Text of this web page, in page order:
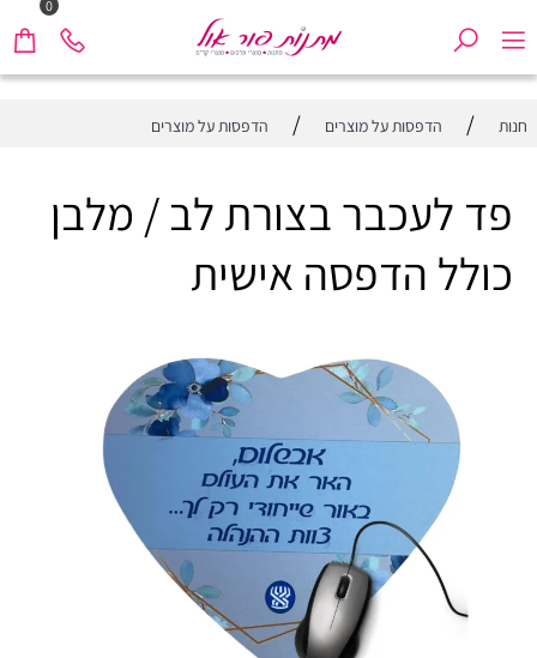
0
חנות / הדפסות על מוצרים / הדפסות על מוצרים
פד לעכבר בצורת לב / מלבן
כולל הדפסה אישית